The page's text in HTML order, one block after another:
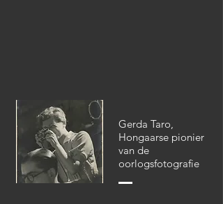
Gerda Taro,
Hongaarse pionier
van de
oorlogsfotografie